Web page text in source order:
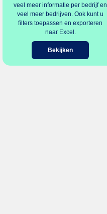
veel meer informatie per bedrijf en
veel meer bedrijven. Ook kunt u
filters toepassen en exporteren
naar Excel.
Bekijken